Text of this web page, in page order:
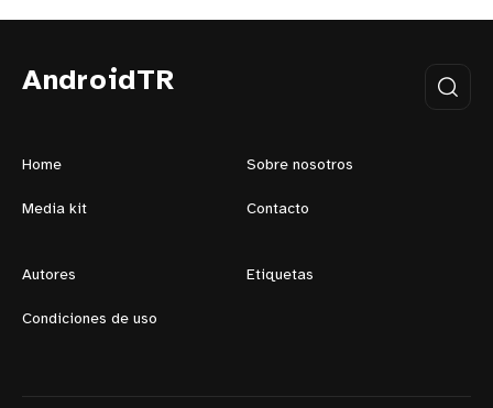
AndroidTR
Home Sobre nosotros
Media kit Contacto
Autores Etiquetas
Condiciones de uso